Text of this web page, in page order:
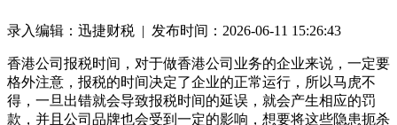
录入编辑：迅捷财税 | 发布时间：2026-06-11 15:26:43
香港公司报税时间，对于做香港公司业务的企业来说，一定要
格外注意，报税的时间决定了企业的正常运行，所以马虎不
得，一旦出错就会导致报税时间的延误，就会产生相应的罚
款，并且公司品牌也会受到一定的影响，想要将这些隐患扼杀